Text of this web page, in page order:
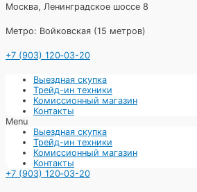
Москва, Ленинградское шоссе 8
Метро: Войковская (15 метров)
+7 (903) 120‑03-20
Выездная скупка
Трейд-ин техники
Комиссионный магазин
Контакты
Menu
Выездная скупка
Трейд-ин техники
Комиссионный магазин
Контакты
+7 (903) 120‑03-20